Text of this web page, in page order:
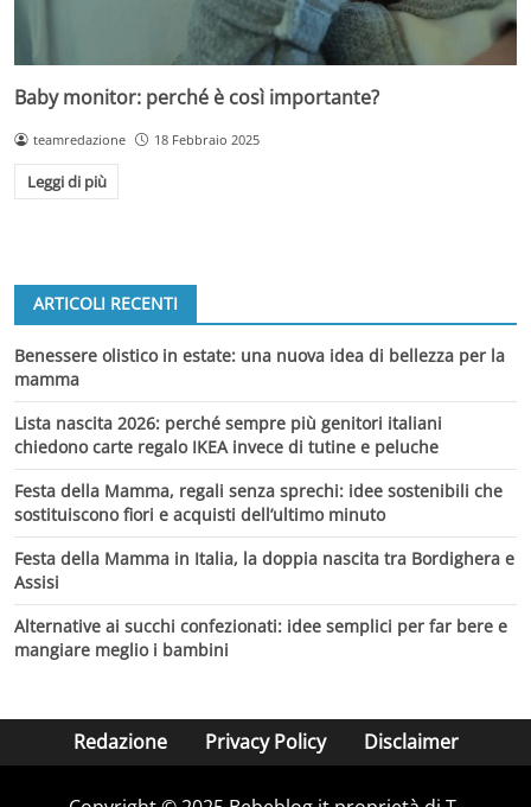
Baby monitor: perché è così importante?
teamredazione 18 Febbraio 2025
Leggi di più
ARTICOLI RECENTI
Benessere olistico in estate: una nuova idea di bellezza per la
mamma
Lista nascita 2026: perché sempre più genitori italiani
chiedono carte regalo IKEA invece di tutine e peluche
Festa della Mamma, regali senza sprechi: idee sostenibili che
sostituiscono fiori e acquisti dell’ultimo minuto
Festa della Mamma in Italia, la doppia nascita tra Bordighera e
Assisi
Alternative ai succhi confezionati: idee semplici per far bere e
mangiare meglio i bambini
Redazione Privacy Policy Disclaimer